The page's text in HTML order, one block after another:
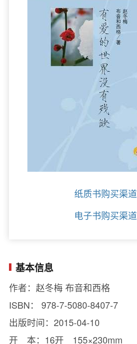
纸质书购买渠道
电子书购买渠道
基本信息
作者：赵冬梅 布音和西格
ISBN： 978-7-5080-8407-7
出版时间：2015-04-10
开 本：16开 155×230mm